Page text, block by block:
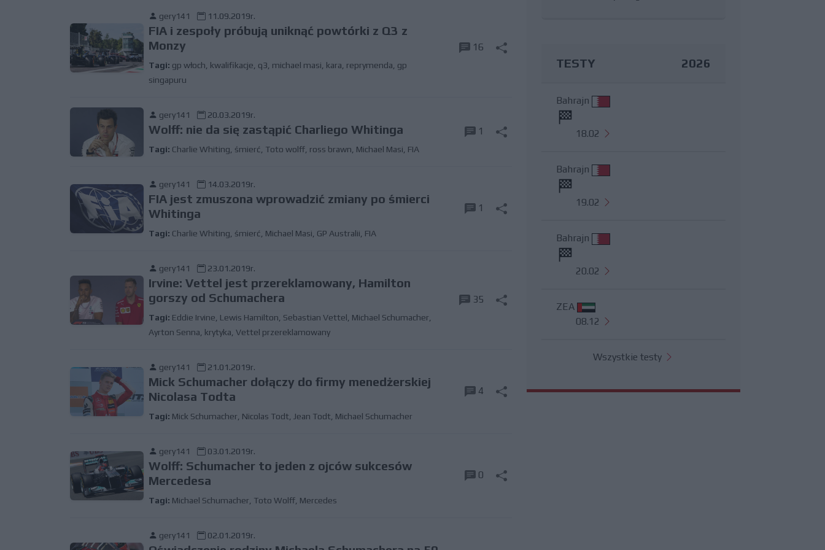
gery141 11.09.2019r.
FIA i zespoły próbują uniknąć powtórki z Q3 z
Monzy
Tagi: gp włoch kwalifikacje q3 michael masi kara reprymenda gp
singapuru
16
gery141 20.03.2019r.
Wolff: nie da się zastąpić Charliego Whitinga
Tagi: Charlie Whiting śmierć Toto wolff ross brawn Michael Masi FIA
1
gery141 14.03.2019r.
FIA jest zmuszona wprowadzić zmiany po śmierci
Whitinga
Tagi: Charlie Whiting śmierć Michael Masi GP Australii FIA
1
gery141 23.01.2019r.
Irvine: Vettel jest przereklamowany, Hamilton
gorszy od Schumachera
Tagi: Eddie Irvine Lewis Hamilton Sebastian Vettel Michael Schumacher
Ayrton Senna krytyka Vettel przereklamowany
35
gery141 21.01.2019r.
Mick Schumacher dołączy do firmy menedżerskiej
Nicolasa Todta
Tagi: Mick Schumacher Nicolas Todt Jean Todt Michael Schumacher
4
gery141 03.01.2019r.
Wolff: Schumacher to jeden z ojców sukcesów
Mercedesa
Tagi: Michael Schumacher Toto Wolff Mercedes
0
gery141 02.01.2019r.
TESTY 2026
Bahrajn
18.02
Bahrajn
19.02
Bahrajn
20.02
ZEA
08.12
Wszystkie testy